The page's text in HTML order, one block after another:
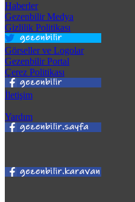
Haberler
Gezenbilir Medya
Gizlilik Politikası
Görseller ve Logolar
Gezenbilir Portal
Çerez Politikası
İletişim
Yardım